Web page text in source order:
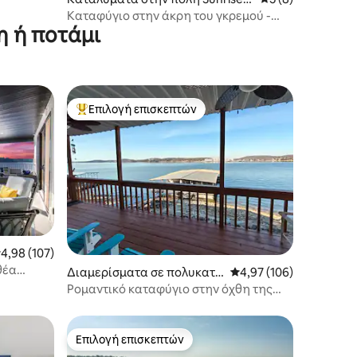
each
Καταφύγιο στην άκρη του γκρεμού -
Θερμαινόμενη πισίνα, τζακούζι και θέα!
ή ποτάμι
βαθμολογία: 4,98 στα 5, 107 κριτικές
4,98 (107)
Κορυφαία επιλογή επισκεπτών
Επιλογή επισκεπτών
Διαμερίσματα σε πολυκατο
ικία στην πόλη Lake Ozark
Μέση βαθμολογία:
4,97 (106)
Ρομαντικό καταφύγιο στην όχθη της
Επιλογή επισκεπτών
Επιλογή επισκεπτών